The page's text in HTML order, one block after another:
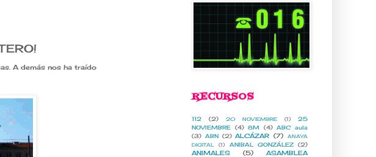
A demás nos ha traído
RECURSOS
112 (2) 20 NOVIEMBRE (1)
25
NOVIEMBRE
(4) 8M (4)
ABC aula
(3) ABN (2) ALCÁZAR (7)
ANAYA
DIGITAL
(1) ANIBAL GONZÁLEZ (2)
ANIMALES (5)
ASAMBLEA